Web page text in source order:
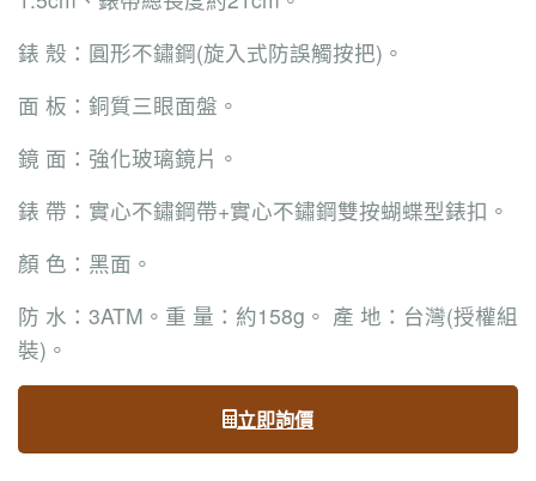
錶 殼：圓形不鏽鋼(旋入式防誤觸按把)。
面 板：銅質三眼面盤。
鏡 面：強化玻璃鏡片。
錶 帶：實心不鏽鋼帶+實心不鏽鋼雙按蝴蝶型錶扣。
顏 色：黑面。
防 水：3ATM。重 量：約158g。 產 地：台灣(授權組
裝)。
立即詢價